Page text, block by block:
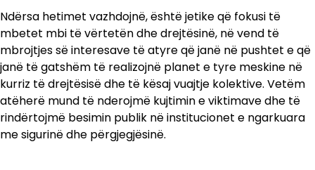
Ndërsa hetimet vazhdojnë, është jetike që fokusi të
mbetet mbi të vërtetën dhe drejtësinë, në vend të
mbrojtjes së interesave të atyre që janë në pushtet e që
janë të gatshëm të realizojnë planet e tyre meskine në
kurriz të drejtësisë dhe të kësaj vuajtje kolektive. Vetëm
atëherë mund të nderojmë kujtimin e viktimave dhe të
rindërtojmë besimin publik në institucionet e ngarkuara
me sigurinë dhe përgjegjësinë.